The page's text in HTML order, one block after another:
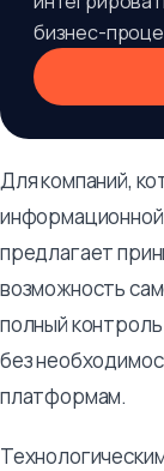
бизнес-
Для компаний,
информационной
предлагает
возможность
полный
без
платформам.